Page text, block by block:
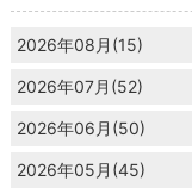
2026年08月(15)
2026年07月(52)
2026年06月(50)
2026年05月(45)